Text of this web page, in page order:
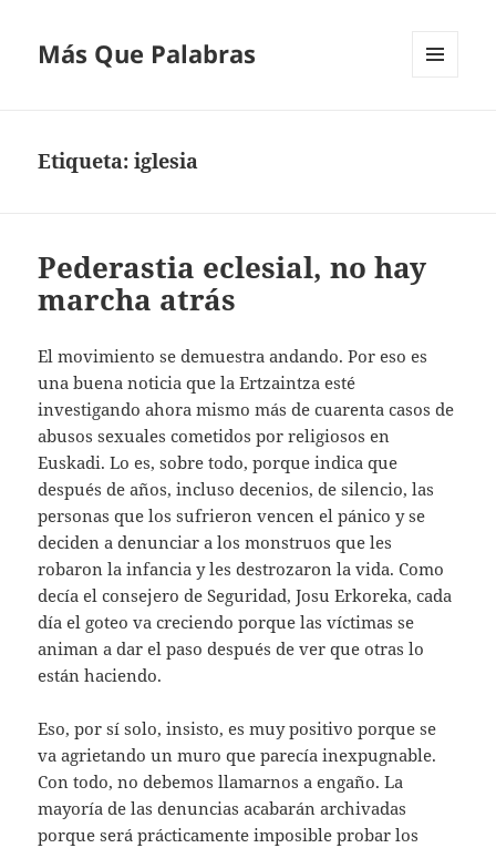
Más Que Palabras
Etiqueta:iglesia
Pederastia eclesial, no hay
marcha atrás
El movimiento se demuestra andando. Por eso es
una buena noticia que la Ertzaintza esté
investigando ahora mismo más de cuarenta casos de
abusos sexuales cometidos por religiosos en
Euskadi. Lo es, sobre todo, porque indica que
después de años, incluso decenios, de silencio, las
personas que los sufrieron vencen el pánico y se
deciden a denunciar a los monstruos que les
robaron la infancia y les destrozaron la vida. Como
decía el consejero de Seguridad, Josu Erkoreka, cada
día el goteo va creciendo porque las víctimas se
animan a dar el paso después de ver que otras lo
están haciendo.
Eso, por sí solo, insisto, es muy positivo porque se
va agrietando un muro que parecía inexpugnable.
Con todo, no debemos llamarnos a engaño. La
mayoría de las denuncias acabarán archivadas
porque será prácticamente imposible probar los